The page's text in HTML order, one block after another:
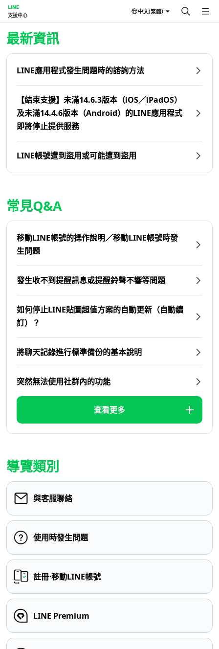
LINE
支援中心
中文(繁體)
首頁 | LINE支援中心
最新資訊
LINE應用程式發生問題時的諮詢方法
【結束支援】未滿14.6.3版本（iOS／iPadOS）
及未滿14.4.6版本（Android）的LINE應用程式
即將停止提供服務
LINE帳號遭到盜用或可能遭到盜用
常見Q&A
移動LINE帳號的操作說明／移動LINE帳號時發
生問題
發生收不到提醒訊息或提醒鈴聲不響等問題
如何停止LINE貼圖超值方案的自動更新（自動續
訂）？
將聊天記錄進行標準備份的基本說明
突然無法使用社群內的功能
查看更多
導覽類別
與客服聯絡
使用時發生問題
註冊⋅移動LINE帳號
LINE Premium